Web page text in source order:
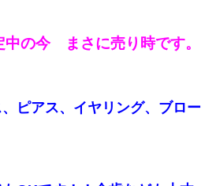
中の今 まさに売り時です。
ピアス、イヤリング、ブロー